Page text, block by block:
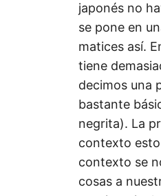
japonés no
se pone en
matices así.
tiene
decimos una
bastante
negrita). La
contexto
contexto se
cosas a